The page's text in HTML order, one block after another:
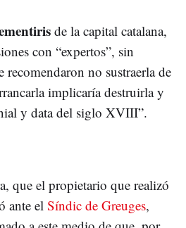
de la capital catalana,
con “expertos”, sin
recomendaron no sustraerla de
implicaría destruirla y
y data del siglo XVIII”.
que el propietario que realizó
ante el Síndic de Greuges,